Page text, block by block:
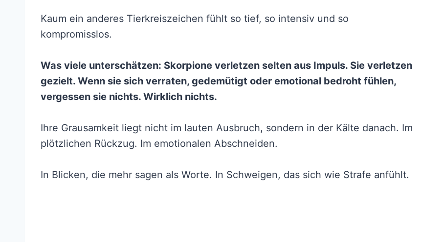
Kaum ein anderes Tierkreiszeichen fühlt so tief, so intensiv und so
kompromisslos.
Was viele unterschätzen: Skorpione verletzen selten aus Impuls. Sie verletzen
gezielt. Wenn sie sich verraten, gedemütigt oder emotional bedroht fühlen,
vergessen sie nichts. Wirklich nichts.
Ihre Grausamkeit liegt nicht im lauten Ausbruch, sondern in der Kälte danach. Im
plötzlichen Rückzug. Im emotionalen Abschneiden.
In Blicken, die mehr sagen als Worte. In Schweigen, das sich wie Strafe anfühlt.